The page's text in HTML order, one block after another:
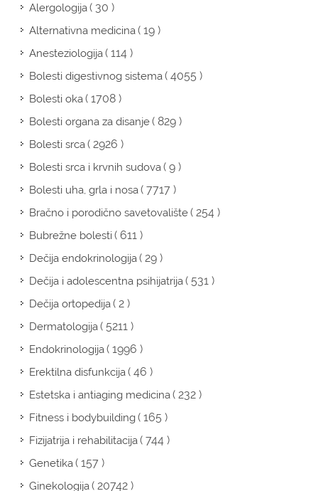
Alergologija( 30 )
Alternativna medicina( 19 )
Anesteziologija( 114 )
Bolesti digestivnog sistema( 4055 )
Bolesti oka( 1708 )
Bolesti organa za disanje( 829 )
Bolesti srca( 2926 )
Bolesti srca i krvnih sudova( 9 )
Bolesti uha, grla i nosa( 7717 )
Bračno i porodično savetovalište( 254 )
Bubrežne bolesti( 611 )
Dečija endokrinologija( 29 )
Dečija i adolescentna psihijatrija( 531 )
Dečija ortopedija( 2 )
Dermatologija( 5211 )
Endokrinologija( 1996 )
Erektilna disfunkcija( 46 )
Estetska i antiaging medicina( 232 )
Fitness i bodybuilding( 165 )
Fizijatrija i rehabilitacija( 744 )
Genetika( 157 )
Ginekologija( 20742 )